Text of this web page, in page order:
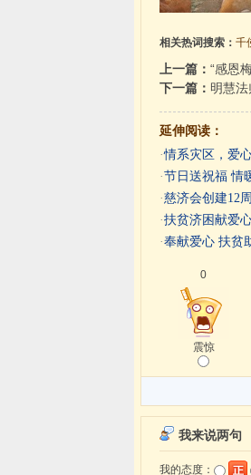
相关热词搜索： 千
上一篇： “感恩
下一篇： 明慧
延伸阅读：
·情系灾区，爱
·节日送祝福 情
·慈济会创建12
·扶贫济困献爱
·奉献爱心 扶贫
0
震惊